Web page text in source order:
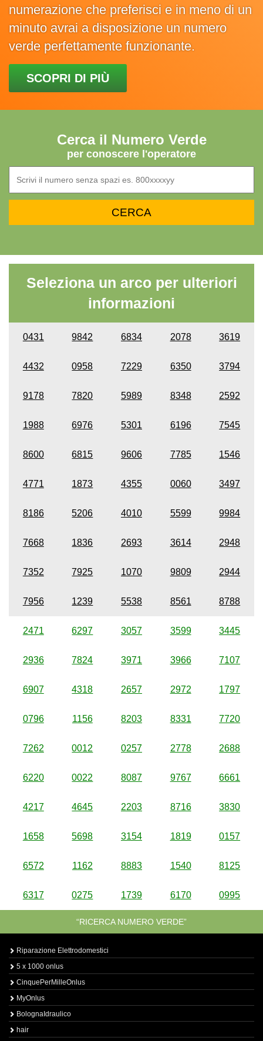
numerazione che preferisci e in meno di un
minuto avrai a disposizione un numero
verde perfettamente funzionante.
SCOPRI DI PIÙ
Cerca il Numero Verde
per conoscere l'operatore
Seleziona un arco per ulteriori
informazioni
0431 9842 6834 2078 3619
4432 0958 7229 6350 3794
9178 7820 5989 8348 2592
1988 6976 5301 6196 7545
8600 6815 9606 7785 1546
4771 1873 4355 0060 3497
8186 5206 4010 5599 9984
7668 1836 2693 3614 2948
7352 7925 1070 9809 2944
7956 1239 5538 8561 8788
2471 6297 3057 3599 3445
2936 7824 3971 3966 7107
6907 4318 2657 2972 1797
0796 1156 8203 8331 7720
7262 0012 0257 2778 2688
6220 0022 8087 9767 6661
4217 4645 2203 8716 3830
1658 5698 3154 1819 0157
6572 1162 8883 1540 8125
6317 0275 1739 6170 0995
“RICERCA NUMERO VERDE”
Riparazione Elettrodomestici
5 x 1000 onlus
CinquePerMilleOnlus
MyOnlus
BolognaIdraulico
hair